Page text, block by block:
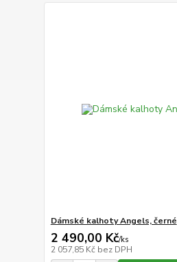
Dámské kalhoty Angels, černé
2 490,00 Kč/ks
2 057,85 Kč bez DPH